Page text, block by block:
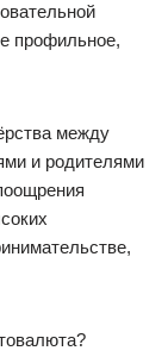
профильное,
между
и родителями